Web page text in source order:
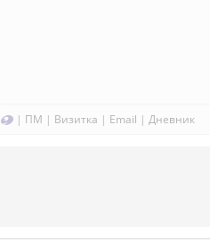
| ПМ | Визитка | Email | Дневник